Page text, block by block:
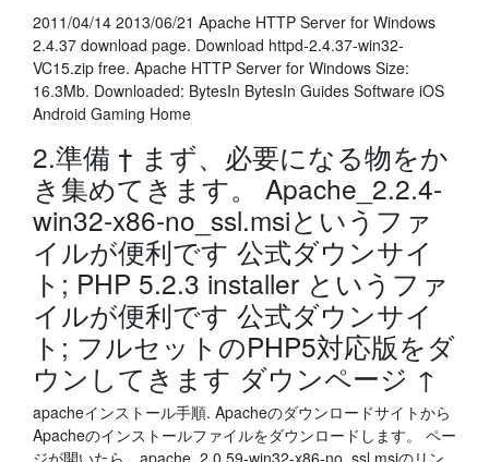
2011/04/14 2013/06/21 Apache HTTP Server for Windows
2.4.37 download page. Download httpd-2.4.37-win32-
VC15.zip free. Apache HTTP Server for Windows Size:
16.3Mb. Downloaded: BytesIn BytesIn Guides Software iOS
Android Gaming Home
2.準備 † まず、必要になる物をか
き集めてきます。 Apache_2.2.4-
win32-x86-no_ssl.msiというファ
イルが便利です 公式ダウンサイ
ト; PHP 5.2.3 installer というファ
イルが便利です 公式ダウンサイ
ト; フルセットのPHP5対応版をダ
ウンしてきます ダウンページ ↑
apacheインストール手順. Apacheのダウンロードサイトから
Apacheのインストールファイルをダウンロードします。 ペー
ジが開いたら、apache_2.0.59-win32-x86-no_ssl.msiのリン